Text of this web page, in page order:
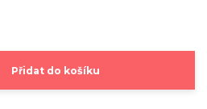
Přidat do košíku